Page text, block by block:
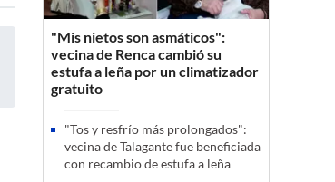
"Mis nietos son asmáticos":
vecina de Renca cambió su
estufa a leña por un climatizador
gratuito
"Tos y resfrío más prolongados":
vecina de Talagante fue beneficiada
con recambio de estufa a leña